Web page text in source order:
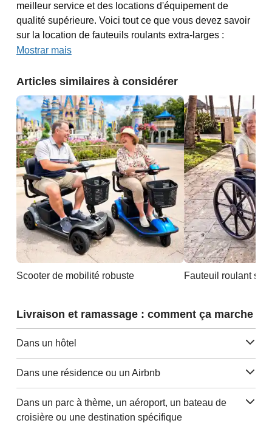
meilleur service et des locations d'équipement de
qualité supérieure. Voici tout ce que vous devez savoir
sur la location de fauteuils roulants extra-larges :
Mostrar mais
Articles similaires à considérer
Scooter de mobilité robuste Fauteuil roulant
Livraison et ramassage : comment ça marche
Dans un hôtel
Dans une résidence ou un Airbnb
Dans un parc à thème, un aéroport, un bateau de
croisière ou une destination spécifique